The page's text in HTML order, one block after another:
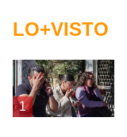
LO+VISTO
1